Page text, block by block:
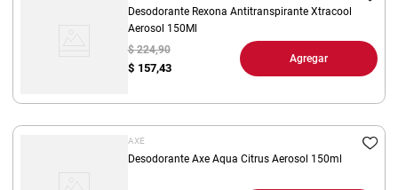
Desodorante Rexona Antitranspirante Xtracool
Aerosol 150Ml
$ 157,43
$ 224,90
Agregar
AXE
Desodorante Axe Aqua Citrus Aerosol 150ml